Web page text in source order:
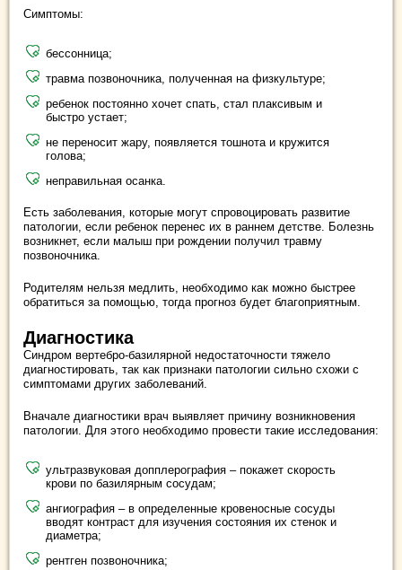
Симптомы:
бессонница;
травма позвоночника, полученная на физкультуре;
ребенок постоянно хочет спать, стал плаксивым и
быстро устает;
не переносит жару, появляется тошнота и кружится
голова;
неправильная осанка.
Есть заболевания, которые могут спровоцировать развитие
патологии, если ребенок перенес их в раннем детстве. Болезнь
возникнет, если малыш при рождении получил травму
позвоночника.
Родителям нельзя медлить, необходимо как можно быстрее
обратиться за помощью, тогда прогноз будет благоприятным.
Диагностика
Синдром вертебро-базилярной недостаточности тяжело
диагностировать, так как признаки патологии сильно схожи с
симптомами других заболеваний.
Вначале диагностики врач выявляет причину возникновения
патологии. Для этого необходимо провести такие исследования:
ультразвуковая допплерография – покажет скорость
крови по базилярным сосудам;
ангиография – в определенные кровеносные сосуды
вводят контраст для изучения состояния их стенок и
диаметра;
рентген позвоночника;